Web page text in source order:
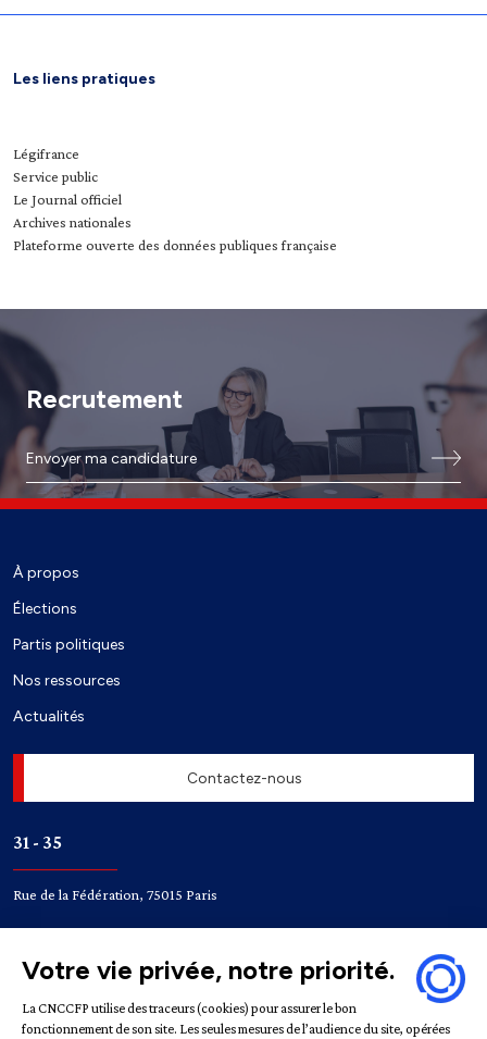
Les liens pratiques
Légifrance
Service public
Le Journal officiel
Archives nationales
Plateforme ouverte des données publiques française
Recrutement
Envoyer ma candidature
À propos
Élections
Partis politiques
Nos ressources
Actualités
Contactez-nous
31 - 35
Rue de la Fédération, 75015 Paris
Bir-Hakeim Champ de Mars